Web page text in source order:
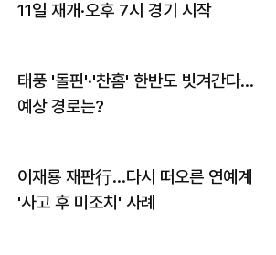
11일 재개·오후 7시 경기 시작
태풍 '돌핀'·'찬홈' 한반도 빗겨간다…
예상 경로는?
이재룡 재판行…다시 떠오른 연예계
'사고 후 미조치' 사례